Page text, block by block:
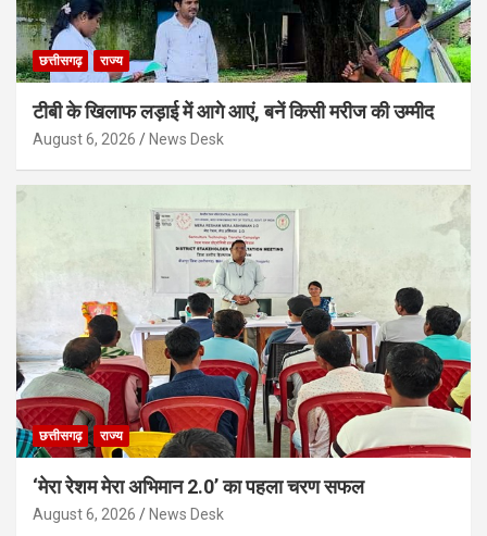
छत्तीसगढ़ राज्य
टीबी के खिलाफ लड़ाई में आगे आएं, बनें किसी मरीज की उम्मीद
August 6, 2026 News Desk
छत्तीसगढ़ राज्य
‘मेरा रेशम मेरा अभिमान 2.0’ का पहला चरण सफल
August 6, 2026 News Desk